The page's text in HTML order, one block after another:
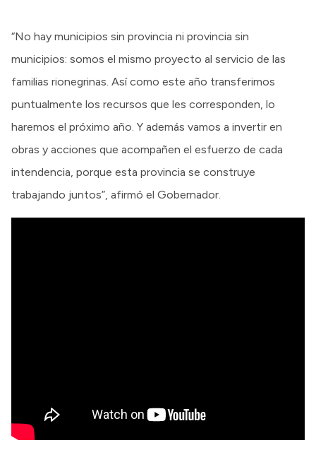
“No hay municipios sin provincia ni provincia sin
municipios: somos el mismo proyecto al servicio de las
familias rionegrinas. Así como este año transferimos
puntualmente los recursos que les corresponden, lo
haremos el próximo año. Y además vamos a invertir en
obras y acciones que acompañen el esfuerzo de cada
intendencia, porque esta provincia se construye
trabajando juntos”, afirmó el Gobernador.